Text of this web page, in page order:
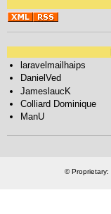
laravelmailhaips
DanielVed
JameslaucK
Colliard Dominique
ManU
© Proprietary: